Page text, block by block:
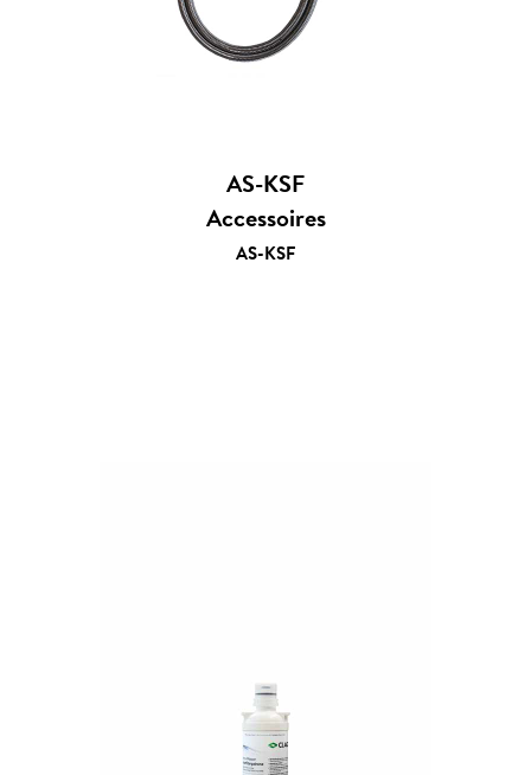
AS-KSF
Accessoires
AS-KSF